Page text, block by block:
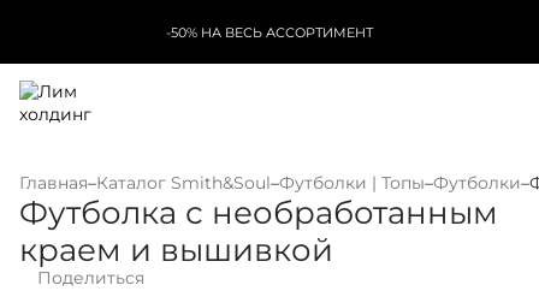
-50% НА ВЕСЬ АССОРТИМЕНТ
Главная–Каталог Smith&Soul–Футболки | Топы–Футболки–
Футболка с необработанным
краем и вышивкой
Поделиться